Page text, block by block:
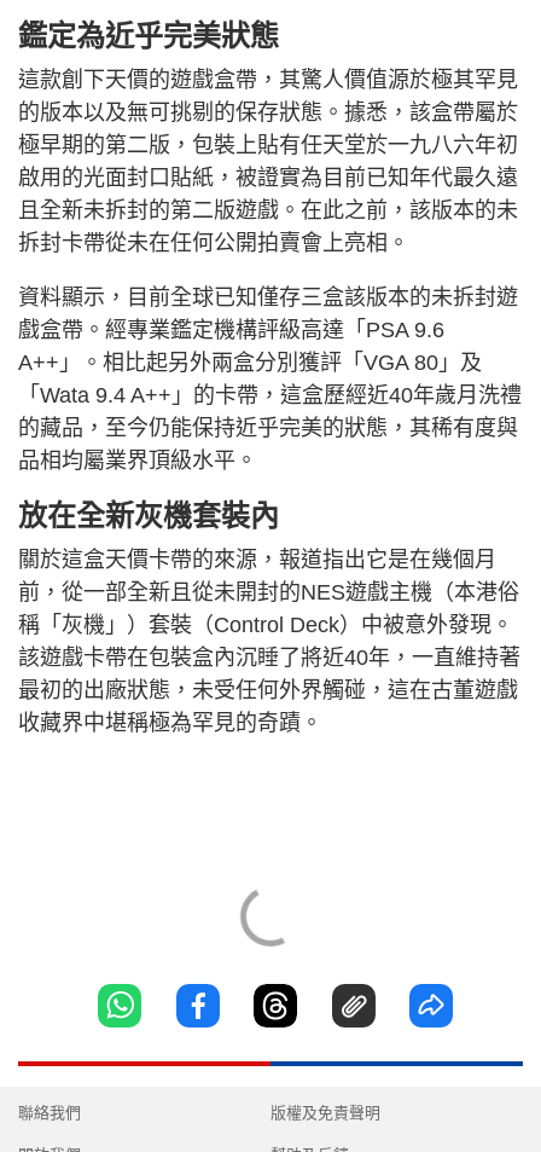
鑑定為近乎完美狀態
這款創下天價的遊戲盒帶，其驚人價值源於極其罕見
的版本以及無可挑剔的保存狀態。據悉，該盒帶屬於
極早期的第二版，包裝上貼有任天堂於一九八六年初
啟用的光面封口貼紙，被證實為目前已知年代最久遠
且全新未拆封的第二版遊戲。在此之前，該版本的未
拆封卡帶從未在任何公開拍賣會上亮相。
資料顯示，目前全球已知僅存三盒該版本的未拆封遊
戲盒帶。經專業鑑定機構評級高達「PSA 9.6
A++」。相比起另外兩盒分別獲評「VGA 80」及
「Wata 9.4 A++」的卡帶，這盒歷經近40年歲月洗禮
的藏品，至今仍能保持近乎完美的狀態，其稀有度與
品相均屬業界頂級水平。
放在全新灰機套裝內
關於這盒天價卡帶的來源，報道指出它是在幾個月
前，從一部全新且從未開封的NES遊戲主機（本港俗
稱「灰機」）套裝（Control Deck）中被意外發現。
該遊戲卡帶在包裝盒內沉睡了將近40年，一直維持著
最初的出廠狀態，未受任何外界觸碰，這在古董遊戲
收藏界中堪稱極為罕見的奇蹟。
聯絡我們 版權及免責聲明